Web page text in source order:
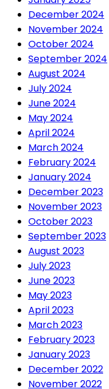
December 2024
November 2024
October 2024
September 2024
August 2024
July 2024
June 2024
May 2024
April 2024
March 2024
February 2024
January 2024
December 2023
November 2023
October 2023
September 2023
August 2023
July 2023
June 2023
May 2023
April 2023
March 2023
February 2023
January 2023
December 2022
November 2022